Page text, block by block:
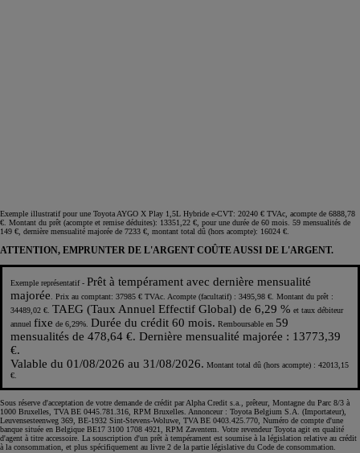
Exemple illustratif pour une Toyota AYGO X Play 1,5L Hybride e-CVT: 20240 € TVAc, acompte de 6888,78
€. Montant du prêt (acompte et remise déduites): 13351,22 €, pour une durée de 60 mois. 59 mensualités de
149 €, dernière mensualité majorée de 7233 €, montant total dû (hors acompte): 16024 €.
ATTENTION, EMPRUNTER DE L'ARGENT COÛTE AUSSI DE L'ARGENT.
Exemple représentatif - Prêt à tempérament avec dernière mensualité
majorée. Prix au comptant: 37985 € TVAc. Acompte (facultatif) : 3495,98 €. Montant du prêt :
34489,02 €. TAEG (Taux Annuel Effectif Global) de 6,29 % et taux débiteur
annuel fixe de 6,29%. Durée du crédit 60 mois. Remboursable en 59
mensualités de 478,64 €. Dernière mensualité majorée : 13773,39
€.
Valable du 01/08/2026 au 31/08/2026. Montant total dû (hors acompte) : 42013,15
€.
Sous réserve d'acceptation de votre demande de crédit par Alpha Credit s.a., prêteur, Montagne du Parc 8/3 à
1000 Bruxelles, TVA BE 0445.781.316, RPM Bruxelles. Annonceur : Toyota Belgium S.A. (Importateur),
Leuvensesteenweg 369, BE-1932 Sint-Stevens-Woluwe, TVA BE 0403.425.770, Numéro de compte d'une
banque située en Belgique BE17 3100 1708 4921, RPM Zaventem. Votre revendeur Toyota agit en qualité
d'agent à titre accessoire. La souscription d'un prêt à tempérament est soumise à la législation relative au crédit
à la consommation, et plus spécifiquement au livre 2 de la partie législative du Code de consommation.